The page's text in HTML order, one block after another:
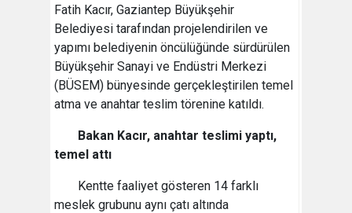
Fatih Kacır, Gaziantep Büyükşehir
Belediyesi tarafından projelendirilen ve
yapımı belediyenin öncülüğünde sürdürülen
Büyükşehir Sanayi ve Endüstri Merkezi
(BÜSEM) bünyesinde gerçekleştirilen temel
atma ve anahtar teslim törenine katıldı.
Bakan Kacır, anahtar teslimi yaptı,
temel attı
Kentte faaliyet gösteren 14 farklı
meslek grubunu aynı çatı altında